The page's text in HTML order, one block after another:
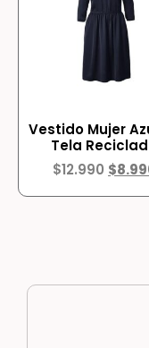
Vestido Mujer
Tela
$12.990 $